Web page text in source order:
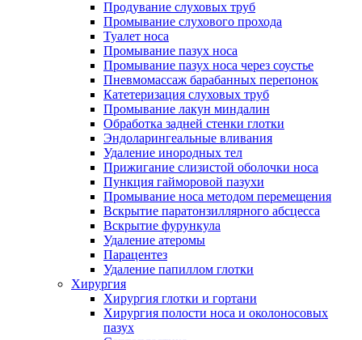
Продувание слуховых труб
Промывание слухового прохода
Туалет носа
Промывание пазух носа
Промывание пазух носа через соустье
Пневмомассаж барабанных перепонок
Катетеризация слуховых труб
Промывание лакун миндалин
Обработка задней стенки глотки
Эндоларингеальные вливания
Удаление инородных тел
Прижигание слизистой оболочки носа
Пункция гайморовой пазухи
Промывание носа методом перемещения
Вскрытие паратонзиллярного абсцесса
Вскрытие фурункула
Удаление атеромы
Парацентез
Удаление папиллом глотки
Хирургия
Хирургия глотки и гортани
Хирургия полости носа и околоносовых
пазух